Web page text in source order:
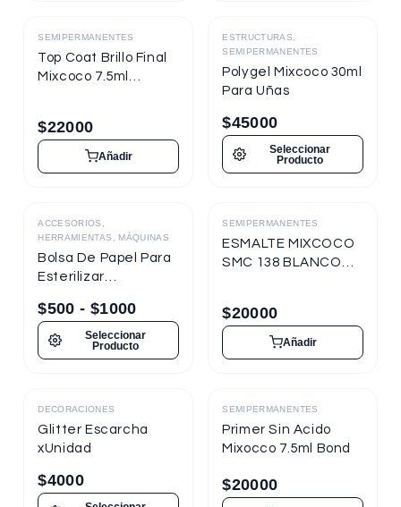
Destacado
SEMIPERMANENTES
Top Coat Brillo Final
Mixcoco 7.5ml
$22000
Añadir
Destacado
ESTRUCTURAS,
SEMIPERMANENTES
Polygel Mixcoco 30ml
Para Uñas
$45000
Seleccionar
Producto
ACCESORIOS,
HERRAMIENTAS, MÁQUINAS
Bolsa De Papel Para
Esterilizar
$500 - $1000
Seleccionar
Producto
Destacado
SEMIPERMANENTES
ESMALTE MIXCOCO
SMC 138 BLANCO
$20000
Añadir
Destacado
DECORACIONES
Glitter Escarcha
xUnidad
$4000
Destacado
SEMIPERMANENTES
Primer Sin Acido
Mixocco 7.5ml Bond
$20000